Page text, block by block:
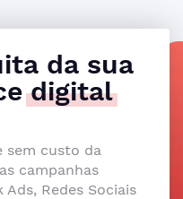
da sua
digital
sem custo da
campanhas
Ads, Redes Sociais